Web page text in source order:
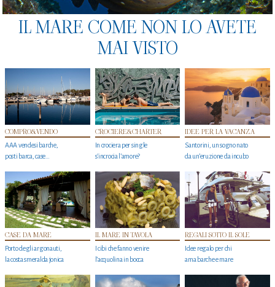
IL MARE COME NON LO AVETE
MAI VISTO
COMPRO&VENDO
AAA vendesi barche,
posti barca, case…
CROCIERE&CHARTER
In crociera per single
s'incrocia l’amore?
IDEE PER LA VACANZA
Santorini, un sogno nato
da un’eruzione da incubo
CASE DA MARE
Porto degli argonauti,
la costa smeralda jonica
IL MARE IN TAVOLA
I cibi che fanno venire
l’acquolina in bocca
REGALI SOTTO IL SOLE
Idee regalo per chi
ama barche e mare